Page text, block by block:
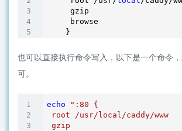
     gzip
     browse
    }
也可以直接执行命令写入，以下是一个命令
可。
echo
":80 {
root /usr/local/caddy/www
gzip